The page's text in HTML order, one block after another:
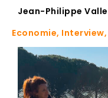
Jean-Philippe
Economie, Interview,